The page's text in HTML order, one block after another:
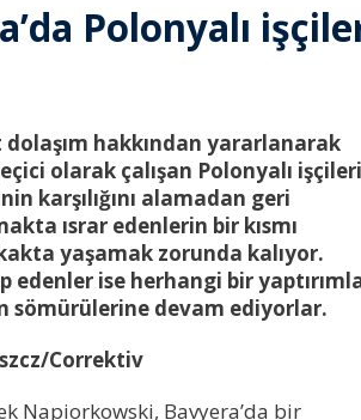
Polonyalı
dolaşım hakkından yararlanarak
olarak çalışan Polonyalı
karşılığını alamadan geri
ısrar edenlerin bir kısmı
yaşamak zorunda kalıyor.
edenler ise herhangi bir
sömürülerine devam ediyorlar.
Correktiv
Napiorkowski, Bavyera’da bir